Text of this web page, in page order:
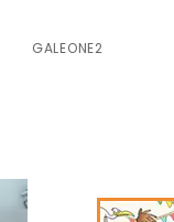
GALEONE2